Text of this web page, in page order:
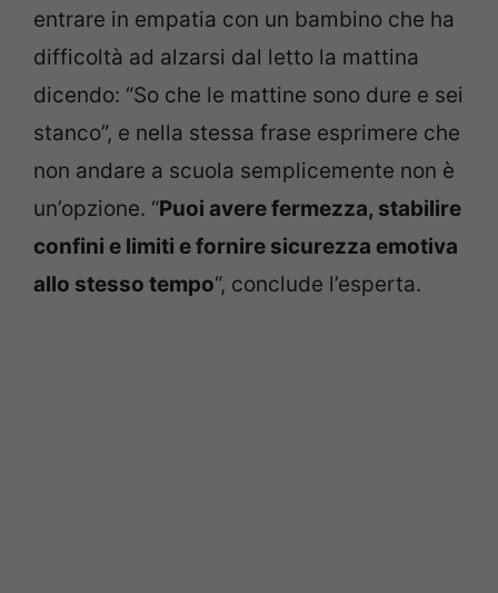
entrare in empatia con un bambino che ha
difficoltà ad alzarsi dal letto la mattina
dicendo: “So che le mattine sono dure e sei
stanco”, e nella stessa frase esprimere che
non andare a scuola semplicemente non è
un’opzione. “Puoi avere fermezza, stabilire
confini e limiti e fornire sicurezza emotiva
allo stesso tempo“, conclude l’esperta.